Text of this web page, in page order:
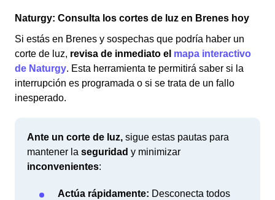
Naturgy: Consulta los cortes de luz en Brenes hoy
Si estás en Brenes y sospechas que podría haber un
corte de luz, revisa de inmediato el mapa interactivo
de Naturgy. Esta herramienta te permitirá saber si la
interrupción es programada o si se trata de un fallo
inesperado.
Ante un corte de luz, sigue estas pautas para
mantener la seguridad y minimizar
inconvenientes:
Actúa rápidamente: Desconecta todos